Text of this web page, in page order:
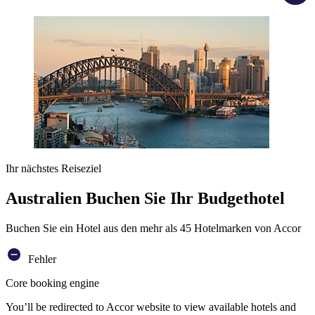
Ihr nächstes Reiseziel
Australien Buchen Sie Ihr Budgethotel
Buchen Sie ein Hotel aus den mehr als 45 Hotelmarken von Accor
Fehler
Core booking engine
You’ll be redirected to Accor website to view available hotels and